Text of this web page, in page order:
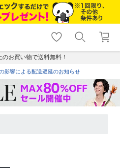
shopping_cart lock_outline
ログイン
お買い物で送料無料！
影響による配送遅延のお知らせ